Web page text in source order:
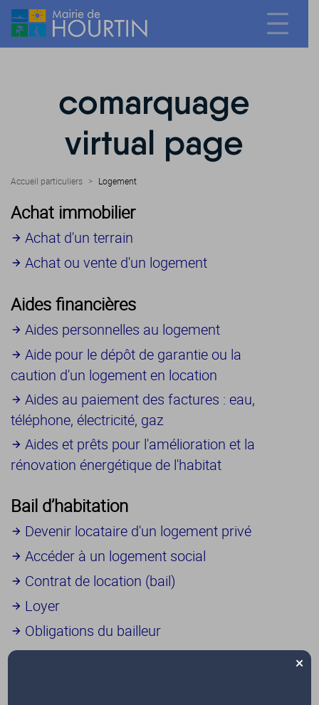
comarquage
virtual page
Accueil particuliers > Logement
Achat immobilier
Achat d'un terrain
Achat ou vente d'un logement
Aides financières
Aides personnelles au logement
Aide pour le dépôt de garantie ou la
caution d'un logement en location
Aides au paiement des factures : eau,
téléphone, électricité, gaz
Aides et prêts pour l'amélioration et la
rénovation énergétique de l'habitat
Bail d’habitation
Devenir locataire d'un logement privé
Accéder à un logement social
Contrat de location (bail)
Loyer
Obligations du bailleur
Obligations du locataire
×